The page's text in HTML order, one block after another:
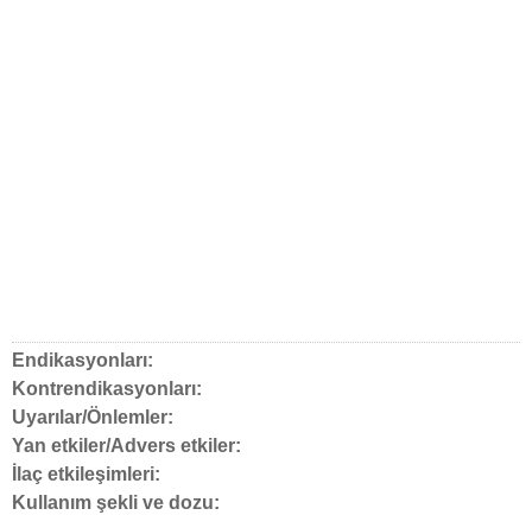
Endikasyonları:
Kontrendikasyonları:
Uyarılar/Önlemler:
Yan etkiler/Advers etkiler:
İlaç etkileşimleri:
Kullanım şekli ve dozu: